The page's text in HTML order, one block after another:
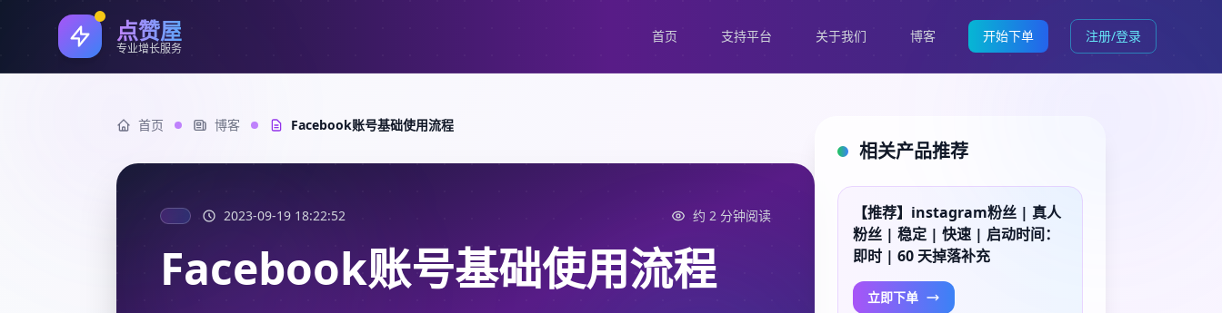
点赞屋
专业增长服务
首页 支持平台 关于我们 博客 开始下单 注册/登录
首页 博客 Facebook账号基础使用流程
2023-09-19 18:22:52 约 2 分钟阅读
Facebook账号基础使用流程
相关产品推荐
【推荐】instagram粉丝 | 真人
粉丝 | 稳定 | 快速 | 启动时间：
即时 | 60 天掉落补充
立即下单